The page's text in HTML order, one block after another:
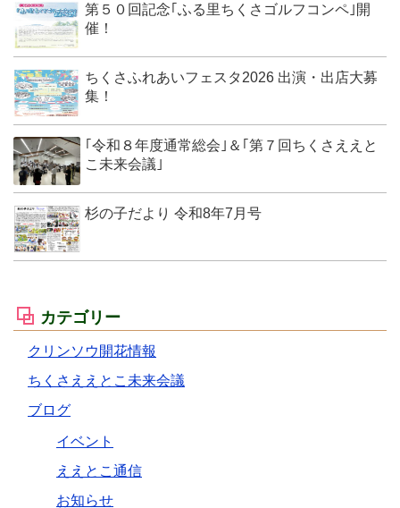
第５０回記念｢ふる里ちくさゴルフコンペ｣開
催！
ちくさふれあいフェスタ2026 出演・出店大募
集！
｢令和８年度通常総会｣＆｢第７回ちくさええと
こ未来会議｣
杉の子だより 令和8年7月号
カテゴリー
クリンソウ開花情報
ちくさええとこ未来会議
ブログ
イベント
ええとこ通信
お知らせ